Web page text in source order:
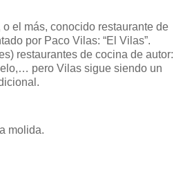
el más, conocido restaurante de
por Paco Vilas: “El Vilas”.
restaurantes de cocina de autor:
pero Vilas sigue siendo un
molida.